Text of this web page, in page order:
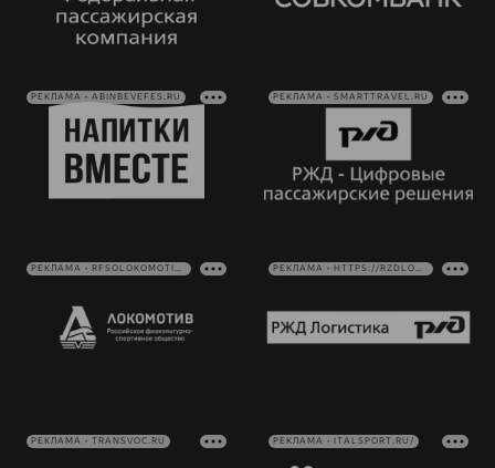
РЕКЛАМА • ABINBEVEFES.RU РЕКЛАМА • SMARTTRAVEL.RU
РЕКЛАМА • RFSOLOKOMOTIV.RU РЕКЛАМА • HTTPS://RZDLOG.RU/
РЕКЛАМА • TRANSVOC.RU РЕКЛАМА • ITALSPORT.RU/